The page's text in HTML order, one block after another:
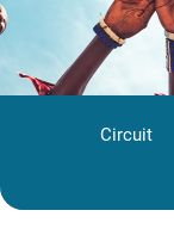
Circuit